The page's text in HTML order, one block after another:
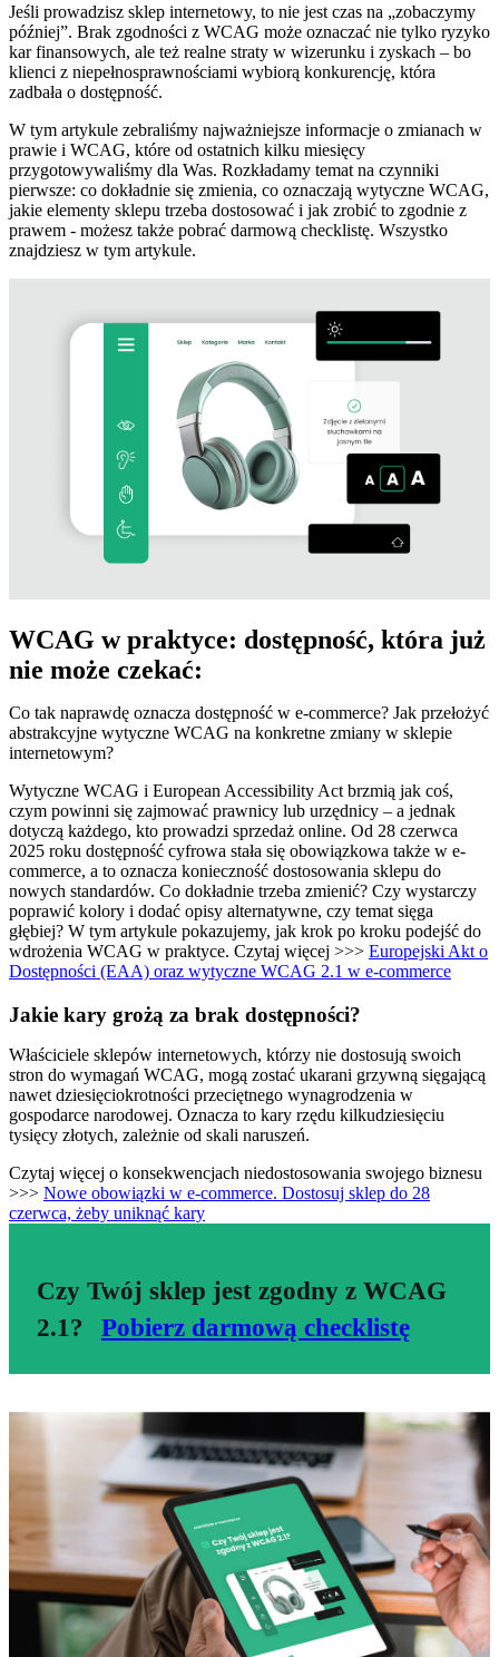
Jeśli prowadzisz sklep internetowy, to nie jest czas na „zobaczymy
później”. Brak zgodności z WCAG może oznaczać nie tylko ryzyko
kar finansowych, ale też realne straty w wizerunku i zyskach – bo
klienci z niepełnosprawnościami wybiorą konkurencję, która
zadbała o dostępność.
W tym artykule zebraliśmy najważniejsze informacje o zmianach w
prawie i WCAG, które od ostatnich kilku miesięcy
przygotowywaliśmy dla Was. Rozkładamy temat na czynniki
pierwsze: co dokładnie się zmienia, co oznaczają wytyczne WCAG,
jakie elementy sklepu trzeba dostosować i jak zrobić to zgodnie z
prawem - możesz także pobrać darmową checklistę. Wszystko
znajdziesz w tym artykule.
WCAG w praktyce: dostępność, która już
nie może czekać:
Co tak naprawdę oznacza dostępność w e-commerce? Jak przełożyć
abstrakcyjne wytyczne WCAG na konkretne zmiany w sklepie
internetowym?
Wytyczne WCAG i European Accessibility Act brzmią jak coś,
czym powinni się zajmować prawnicy lub urzędnicy – a jednak
dotyczą każdego, kto prowadzi sprzedaż online. Od 28 czerwca
2025 roku dostępność cyfrowa stała się obowiązkowa także w e-
commerce, a to oznacza konieczność dostosowania sklepu do
nowych standardów. Co dokładnie trzeba zmienić? Czy wystarczy
poprawić kolory i dodać opisy alternatywne, czy temat sięga
głębiej? W tym artykule pokazujemy, jak krok po kroku podejść do
wdrożenia WCAG w praktyce. Czytaj więcej >>> Europejski Akt o
Dostępności (EAA) oraz wytyczne WCAG 2.1 w e-commerce
Jakie kary grożą za brak dostępności?
Właściciele sklepów internetowych, którzy nie dostosują swoich
stron do wymagań WCAG, mogą zostać ukarani grzywną sięgającą
nawet dziesięciokrotności przeciętnego wynagrodzenia w
gospodarce narodowej. Oznacza to kary rzędu kilkudziesięciu
tysięcy złotych, zależnie od skali naruszeń.
Czytaj więcej o konsekwencjach niedostosowania swojego biznesu
>>> Nowe obowiązki w e-commerce. Dostosuj sklep do 28
czerwca, żeby uniknąć kary
Czy Twój sklep jest zgodny z WCAG
2.1?
Pobierz darmową checklistę